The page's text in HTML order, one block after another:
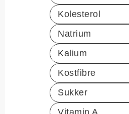
Kolesterol
Natrium
Kalium
Kostfibre
Sukker
Vitamin A